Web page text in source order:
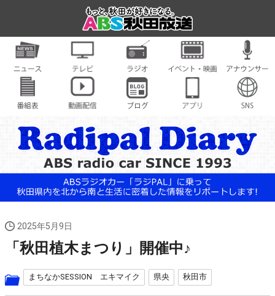
2025年5月9日
「秋田植木まつり」開催中♪
まちなかSESSION エキマイク 県央 秋田市